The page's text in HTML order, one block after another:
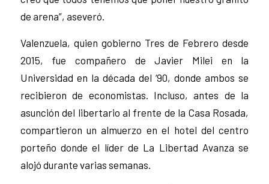
de arena”, aseveró.
Valenzuela, quien gobierno Tres de Febrero desde
2015, fue compañero de Javier Milei en la
Universidad en la década del ‘90, donde ambos se
recibieron de economistas. Incluso, antes de la
asunción del libertario al frente de la Casa Rosada,
compartieron un almuerzo en el hotel del centro
porteño donde el líder de La Libertad Avanza se
alojó durante varias semanas.